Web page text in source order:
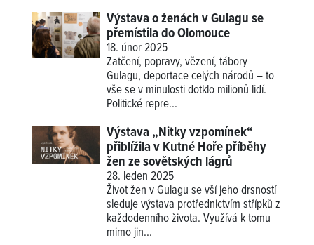
Výstava o ženách v Gulagu se
přemístila do Olomouce
18. únor 2025
Zatčení, popravy, vězení, tábory
Gulagu, deportace celých národů – to
vše se v minulosti dotklo milionů lidí.
Politické repre...
Výstava „Nitky vzpomínek“
přiblížila v Kutné Hoře příběhy
žen ze sovětských lágrů
28. leden 2025
Život žen v Gulagu se vší jeho drsností
sleduje výstava protřednictvím střípků z
každodenního života. Využívá k tomu
mimo jin...